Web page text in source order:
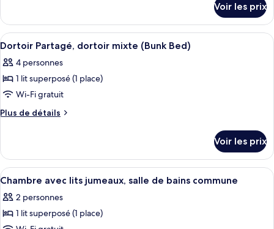
chambre :
Dortoir
Partagé,
femmes
uniquement
(Bunk
Bed)
le
type
de
Dortoir
Partagé,
uniquement
(Bunk
Bed)
Voir les prix
Afficher
toutes
les
photos
pour
ce
chambre :
Dortoir
Partagé,
dortoir
mixte
(Bunk
Un petit espace douche fermé,
1
Dortoir Partagé, dortoir mixte (Bunk Bed)
4 personnes
1 lit superposé (1 place)
Wi-Fi gratuit
Plus de détails
Plus
le
type
de
Dortoir
Partagé,
Voir les prix
Afficher
toutes
les
photos
Une petite pièce comprenant un lit
3
Chambre avec lits jumeaux, salle de bains commune
2 personnes
1 lit superposé (1 place)